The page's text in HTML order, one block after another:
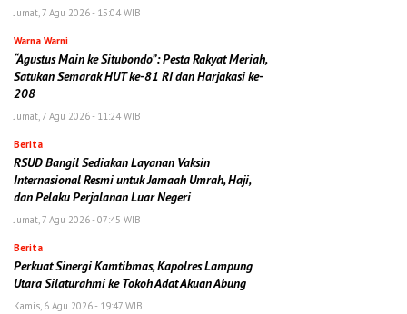
Jumat, 7 Agu 2026 - 15:04 WIB
Warna Warni
“Agustus Main ke Situbondo”: Pesta Rakyat Meriah,
Satukan Semarak HUT ke-81 RI dan Harjakasi ke-
208
Jumat, 7 Agu 2026 - 11:24 WIB
Berita
RSUD Bangil Sediakan Layanan Vaksin
Internasional Resmi untuk Jamaah Umrah, Haji,
dan Pelaku Perjalanan Luar Negeri
Jumat, 7 Agu 2026 - 07:45 WIB
Berita
Perkuat Sinergi Kamtibmas, Kapolres Lampung
Utara Silaturahmi ke Tokoh Adat Akuan Abung
Kamis, 6 Agu 2026 - 19:47 WIB